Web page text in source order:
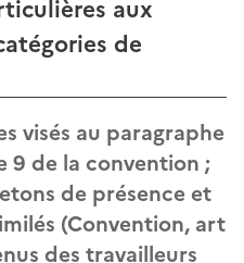
aux
de
visés au paragraphe
9 de la convention ;
de présence et
(Convention, art
des travailleurs